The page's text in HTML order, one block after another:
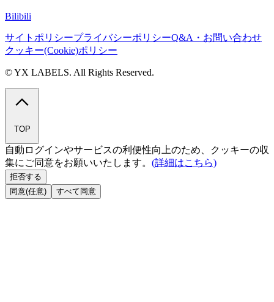
Bilibili
サイトポリシープライバシーポリシーQ&A・お問い合わせ
クッキー(Cookie)ポリシー
© YX LABELS. All Rights Reserved.
TOP
自動ログインやサービスの利便性向上のため、クッキーの収
集にご同意をお願いいたします。 (詳細はこちら)
拒否する
同意(任意)
すべて同意